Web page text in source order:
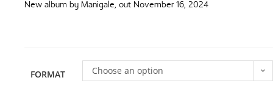
New album by Manigale, out November 16, 2024
FORMAT Choose an option